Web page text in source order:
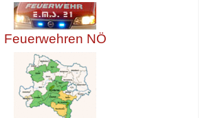
Feuerwehren NÖ